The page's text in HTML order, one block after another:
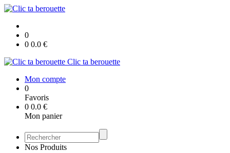
0
0 0.0 €
Clic ta berouette
Mon compte
0
Favoris
0 0.0 €
Mon panier
Nos Produits